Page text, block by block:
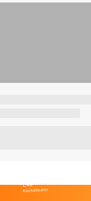
Café
Kockelmann